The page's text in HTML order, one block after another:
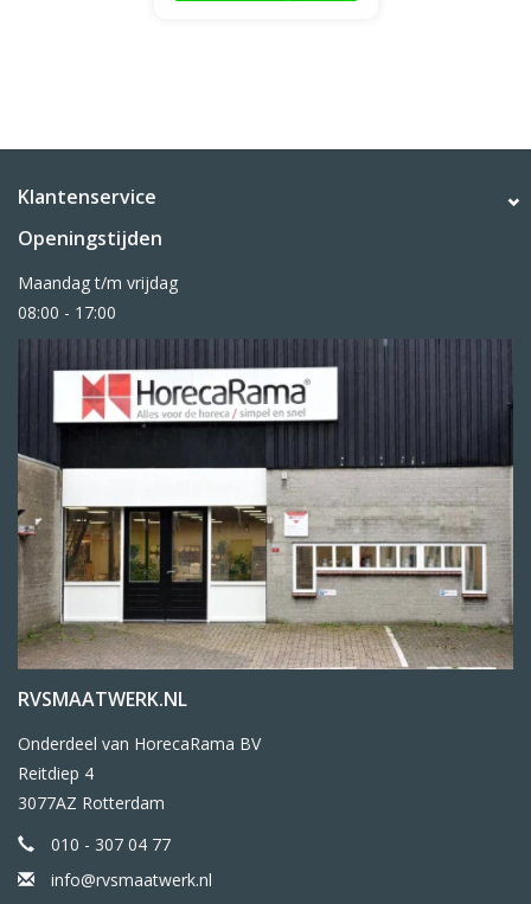
Klantenservice
Openingstijden
Maandag t/m vrijdag
08:00 - 17:00
RVSMAATWERK.NL
Onderdeel van HorecaRama BV
Reitdiep 4
3077AZ Rotterdam
010 - 307 04 77
info@rvsmaatwerk.nl